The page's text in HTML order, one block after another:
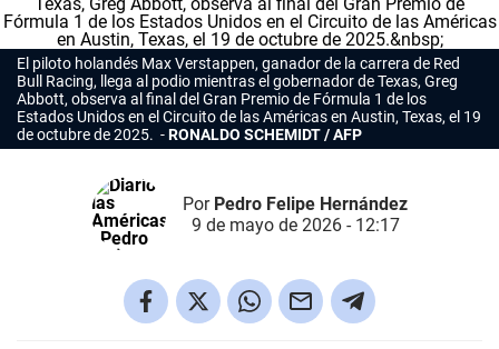
El piloto holandés Max Verstappen, ganador de la carrera de Red
Bull Racing, llega al podio mientras el gobernador de Texas, Greg
Abbott, observa al final del Gran Premio de Fórmula 1 de los
Estados Unidos en el Circuito de las Américas en Austin, Texas, el 19
de octubre de 2025.
RONALDO SCHEMIDT / AFP
Por Pedro Felipe Hernández
9 de mayo de 2026 - 12:17